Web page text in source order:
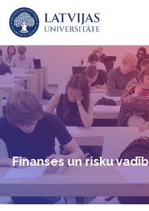
Finanses un risku